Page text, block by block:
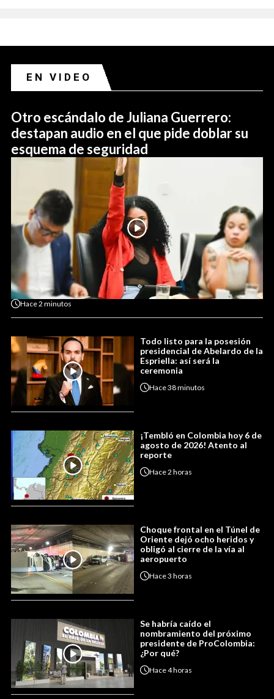
EN VIDEO
Otro escándalo de Juliana Guerrero:
destapan audio en el que pide doblar su
esquema de seguridad
Hace2 minutos
Todo listo para la posesión
presidencial de Abelardo de la
Espriella: así será la
ceremonia
Hace38 minutos
¡Tembló en Colombia hoy 6 de
agosto de 2026! Atento al
reporte
Hace2 horas
Choque frontal en el Túnel de
Oriente dejó ocho heridos y
obligó al cierre de la vía al
aeropuerto
Hace3 horas
Se habría caído el
nombramiento del próximo
presidente de ProColombia:
¿Por qué?
Hace4 horas